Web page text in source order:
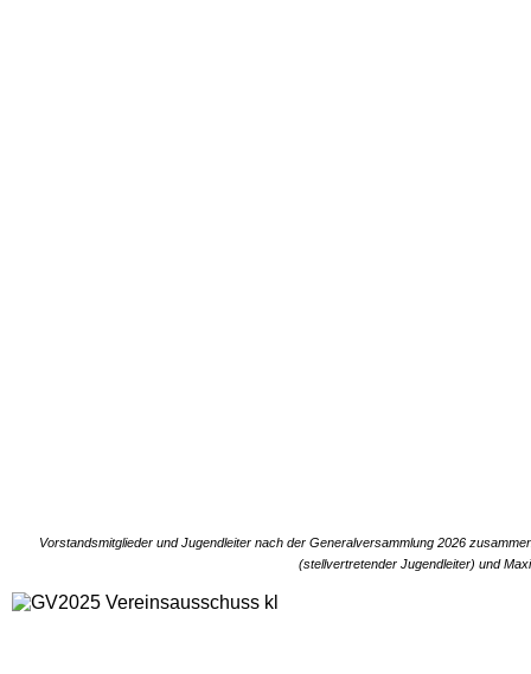
Vorstandsmitglieder und Jugendleiter nach der Generalversammlung 2026
(stellvertretender Jugendleiter) und